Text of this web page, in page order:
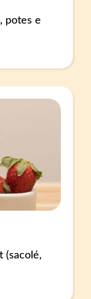
potes e
(sacolé,